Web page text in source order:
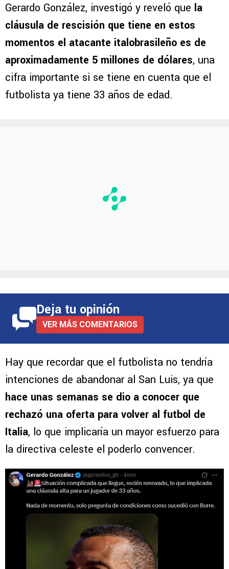
Gerardo González, investigó y reveló que la
cláusula de rescisión que tiene en estos
momentos el atacante italobrasileño es de
aproximadamente 5 millones de dólares, una
cifra importante si se tiene en cuenta que el
futbolista ya tiene 33 años de edad.
Deja tu opinión
VER MÁS COMENTARIOS
Hay que recordar que el futbolista no tendría
intenciones de abandonar al San Luis, ya que
hace unas semanas se dio a conocer que
rechazó una oferta para volver al futbol de
Italia, lo que implicaría un mayor esfuerzo para
la directiva celeste el poderlo convencer.